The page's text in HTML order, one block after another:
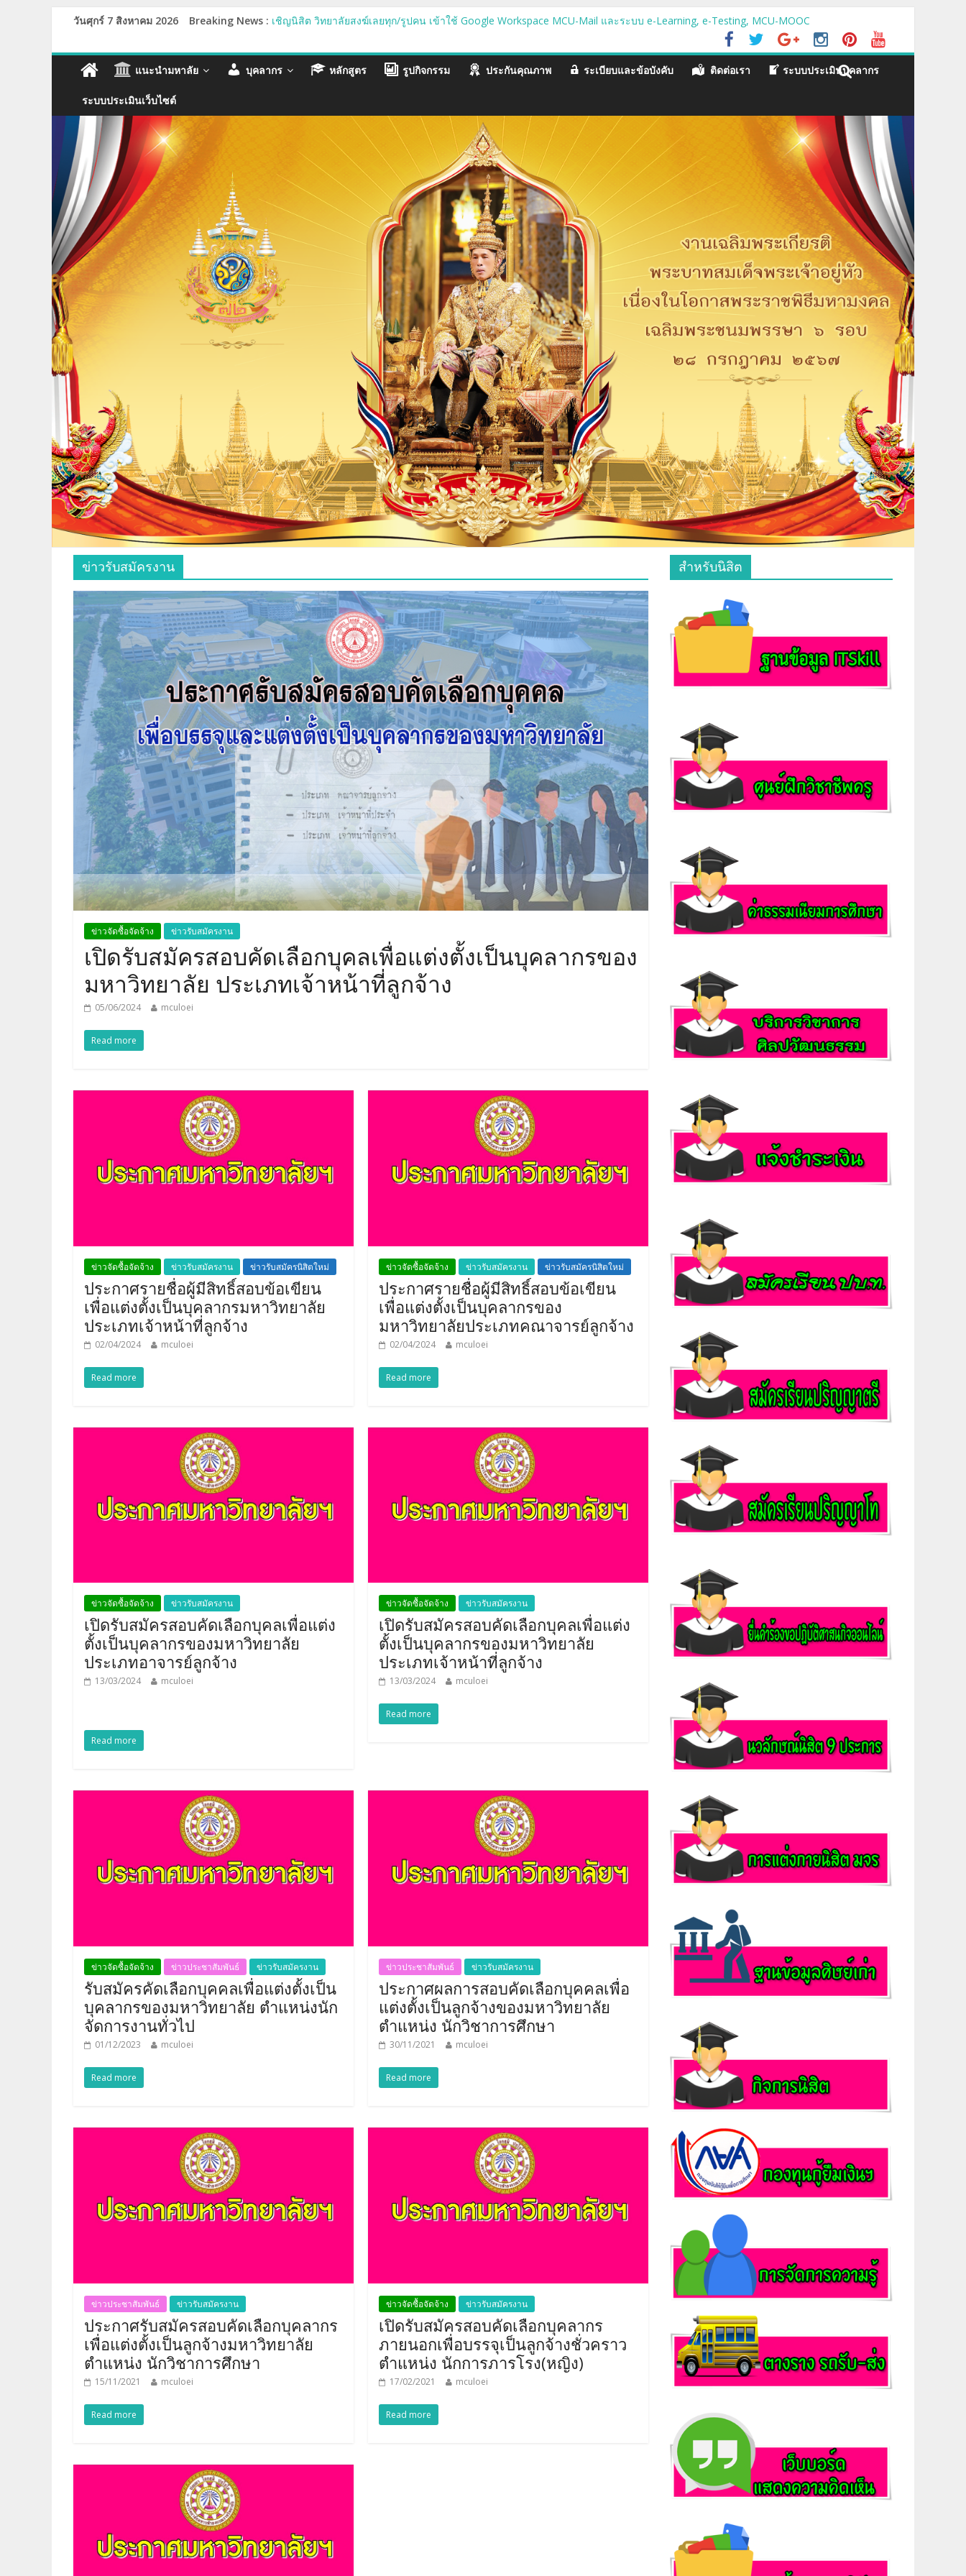
วันศุกร์ 7 สิงหาคม 2026 Breaking News : เชิญนิสิต วิทยาลัยสงฆ์เลยทุก/รูปคน เข้าใช้ Google Workspace MCU-Mail และระบบ e-Learning, e-Testing, MCU-MOOC
กำหนดปฐมนิเทศและต้อนรับนิสิตใหม่ ปี ๒๕๖๗
รายชื่อผู้มีสิทธิสอบประเมินทักษะการใช้เทคโนโลยีสารสนเทศ ครัังที่ ๑/๒๕๖๗
แนะนำมหาลัย บุคลากร หลักสูตร รูปกิจกรรม ประกันคุณภาพ ระเบียบและข้อบังคับ ติดต่อเรา ระบบประเมินบุคลากร
ระบบประเมินเว็บไซต์
ข่าวรับสมัครงาน
ข่าวจัดซื้อจัดจ้าง ข่าวรับสมัครงาน
เปิดรับสมัครสอบคัดเลือกบุคลเพื่อแต่งตั้งเป็นบุคลากรของ
มหาวิทยาลัย ประเภทเจ้าหน้าที่ลูกจ้าง
05/06/2024 mculoei
Read more
ข่าวจัดซื้อจัดจ้าง ข่าวรับสมัครงาน ข่าวรับสมัครนิสิตใหม่
ประกาศรายชื่อผู้มีสิทธิ์สอบข้อเขียน
เพื่อแต่งตั้งเป็นบุคลากรมหาวิทยาลัย
ประเภทเจ้าหน้าที่ลูกจ้าง
02/04/2024 mculoei
Read more
ข่าวจัดซื้อจัดจ้าง ข่าวรับสมัครงาน ข่าวรับสมัครนิสิตใหม่
ประกาศรายชื่อผู้มีสิทธิ์สอบข้อเขียน
เพื่อแต่งตั้งเป็นบุคลากรของ
มหาวิทยาลัยประเภทคณาจารย์ลูกจ้าง
02/04/2024 mculoei
Read more
ข่าวจัดซื้อจัดจ้าง ข่าวรับสมัครงาน
เปิดรับสมัครสอบคัดเลือกบุคลเพื่อแต่ง
ตั้งเป็นบุคลากรของมหาวิทยาลัย
ประเภทอาจารย์ลูกจ้าง
13/03/2024 mculoei
Read more
ข่าวจัดซื้อจัดจ้าง ข่าวรับสมัครงาน
เปิดรับสมัครสอบคัดเลือกบุคลเพื่อแต่ง
ตั้งเป็นบุคลากรของมหาวิทยาลัย
ประเภทเจ้าหน้าที่ลูกจ้าง
13/03/2024 mculoei
Read more
ข่าวจัดซื้อจัดจ้าง ข่าวประชาสัมพันธ์ ข่าวรับสมัครงาน
รับสมัครคัดเลือกบุคคลเพื่อแต่งตั้งเป็น
บุคลากรของมหาวิทยาลัย ตำแหน่งนัก
จัดการงานทั่วไป
01/12/2023 mculoei
Read more
ข่าวประชาสัมพันธ์ ข่าวรับสมัครงาน
ประกาศผลการสอบคัดเลือกบุคคลเพื่อ
แต่งตั้งเป็นลูกจ้างของมหาวิทยาลัย
ตำแหน่ง นักวิชาการศึกษา
30/11/2021 mculoei
Read more
ข่าวประชาสัมพันธ์ ข่าวรับสมัครงาน
ประกาศรับสมัครสอบคัดเลือกบุคลากร
เพื่อแต่งตั้งเป็นลูกจ้างมหาวิทยาลัย
ตำแหน่ง นักวิชาการศึกษา
15/11/2021 mculoei
Read more
ข่าวจัดซื้อจัดจ้าง ข่าวรับสมัครงาน
เปิดรับสมัครสอบคัดเลือกบุคลากร
ภายนอกเพื่อบรรจุเป็นลูกจ้างชั่วคราว
ตำแหน่ง นักการภารโรง(หญิง)
17/02/2021 mculoei
Read more
สำหรับนิสิต